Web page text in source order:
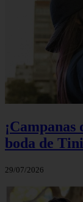
boda de
29/07/2026